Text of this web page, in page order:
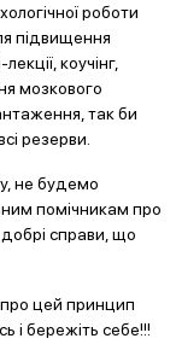
роботи
підвищення
коучінг,
мозкового
так би
резерви.
не будемо
помічникам про
добрі справи, що
цей принцип
бережіть себе!!!